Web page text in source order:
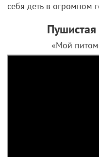
себя деть в огромном
Пушистая
«Мой